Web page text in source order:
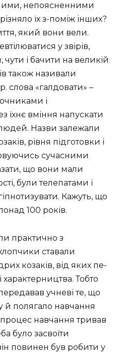
непоясненними
їх з-поміж інших?
який вони вели.
у звірів,
чути і бачити на великій
також називали
слова «галдовати» –
і
вміння напускати
Назви залежали
рівня підготовки і
сучасними
що вони мали
були телепатами і
Кажуть, що
100 років.
прак­тично з
ставали
козаків, від яких пе­
Тобто
учневі те, що
й полягало навчання
навчання тривав
було засвоїти
повинен був робити у